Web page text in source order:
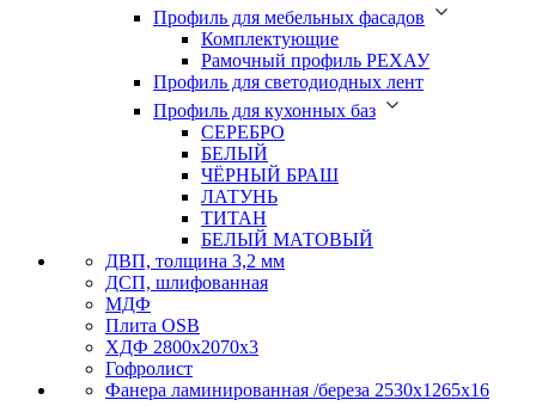
Профиль для мебельных фасадов
Комплектующие
Рамочный профиль РЕХАУ
Профиль для светодиодных лент
Профиль для кухонных баз
СЕРЕБРО
БЕЛЫЙ
ЧЁРНЫЙ БРАШ
ЛАТУНЬ
ТИТАН
БЕЛЫЙ МАТОВЫЙ
ДВП, толщина 3,2 мм
ДСП, шлифованная
МДФ
Плита OSB
ХДФ 2800х2070х3
Гофролист
Фанера ламинированная /береза 2530х1265х16